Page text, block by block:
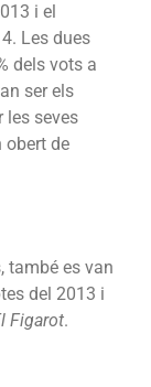
i el
Les dues
dels vots a
ser els
les seves
obert de
també es van
del 2013 i
Figarot.